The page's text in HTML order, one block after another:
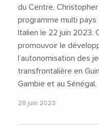
du Centre,
programme multi pays
Italien le 22 juin 2023.
promouvoir le
l’autonomisation des
transfrontalière en
Gambie et au Sénégal.
28 juin 2023